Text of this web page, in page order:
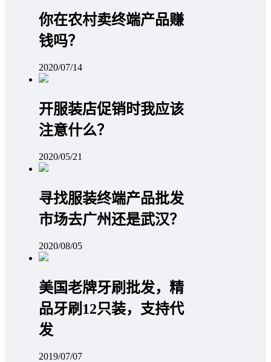
你在农村卖终端产品赚
钱吗？
2020/07/14
开服装店促销时我应该
注意什么？
2020/05/21
寻找服装终端产品批发
市场去广州还是武汉？
2020/08/05
美国老牌牙刷批发，精
品牙刷12只装，支持代
发
2019/07/07